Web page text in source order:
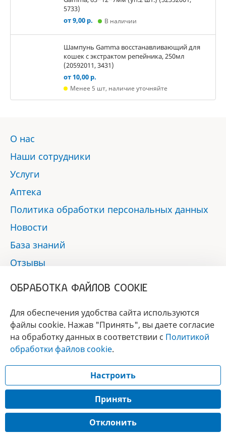
5733)
от 9,00 р.
В наличии
Шампунь Gamma восстанавливающий для
кошек с экстрактом репейника, 250мл
(20592011, 3431)
от 10,00 р.
Менее 5 шт, наличие уточняйте
О нас
Наши сотрудники
Услуги
Аптека
Политика обработки персональных данных
Новости
База знаний
Отзывы
БРЕНД
ГОДА 2017 - 2019
© 2017 - 2026 «Альфа-вет»
Разработка сайта —
Информация, представленная на сайте, носит справочный характер и не
является публичной офертой.
ОБРАБОТКА ФАЙЛОВ COOKIE
Для обеспечения удобства сайта используются
файлы cookie. Нажав "Принять", вы даете согласие
на обработку данных в соответствии с Политикой
обработки файлов cookie.
Настроить
Принять
Отклонить